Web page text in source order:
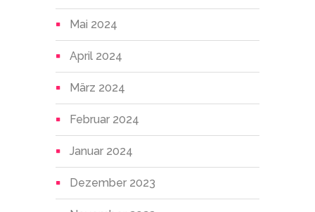
Mai 2024
April 2024
März 2024
Februar 2024
Januar 2024
Dezember 2023